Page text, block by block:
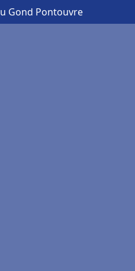
Gond Pontouvre